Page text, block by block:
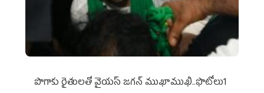
పొగాకు రైతుల‌తో వైయ‌స్ జ‌గ‌న్ ముఖాముఖి..ఫొటోలు1